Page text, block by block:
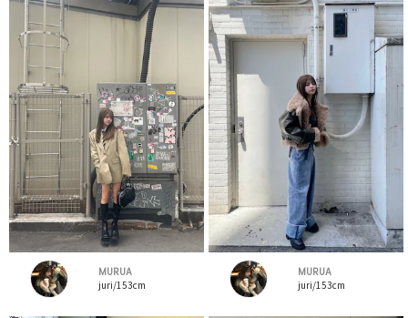
MURUA
juri/153cm
MURUA
juri/153cm